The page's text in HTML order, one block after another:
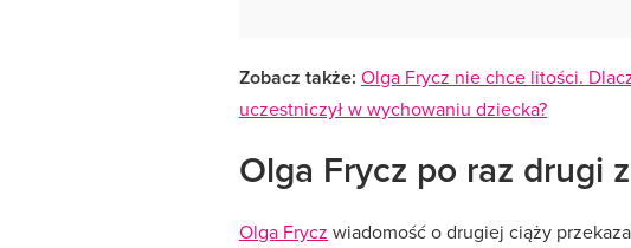
Zobacz także: Olga Frycz nie chce litości.
uczestniczył w wychowaniu dziecka?
Olga Frycz po raz drugi
Olga Frycz wiadomość o drugiej ciąży